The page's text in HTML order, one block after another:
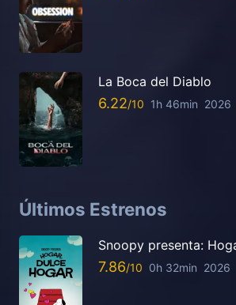
La Boca del Diablo
6.22 1h 46min 2026
Últimos Estrenos
Snoopy presenta:
7.86 0h 32min 2026